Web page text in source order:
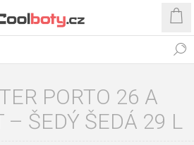
PORTO 26 A
– ŠEDÝ ŠEDÁ 29 L